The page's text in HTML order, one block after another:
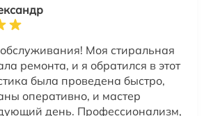
Моя стиральная
ремонта, и я обратился в этот
была проведена быстро,
оперативно, и мастер
день. Профессионализм,